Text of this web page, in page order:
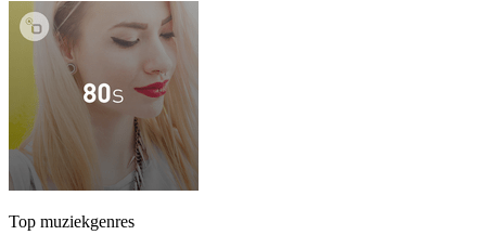
Top muziekgenres